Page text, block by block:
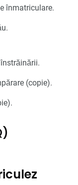
înmatriculare.
(copie).